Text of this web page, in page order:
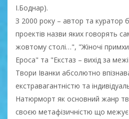
І.Боднар).
З 2000 року – автор та куратор
проектів назви яких говорять
жовтому столі…", "Жіночі
Ероса" та "Екстаз – вихід за
Твори Іванки абсолютно
екстравагантністю та
Натюрморт як основний жанр
своєю метафізичністю що